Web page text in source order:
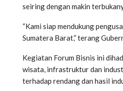
seiring dengan makin
“Kami siap mendukung
Sumatera Barat,” terang
Kegiatan Forum Bisnis ini
wisata, infrastruktur dan
terhadap rendang dan hasil